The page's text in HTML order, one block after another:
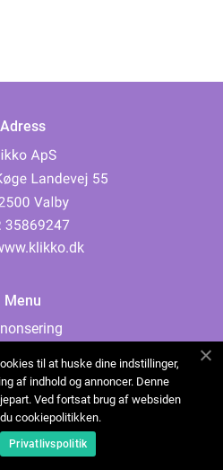
Adress
Menu
oss
Sitemap
til at huske dine indstillinger,
af indhold og annoncer. Denne
Ved fortsat brug af websiden
cookiepolitikken.
Privatlivspolitik